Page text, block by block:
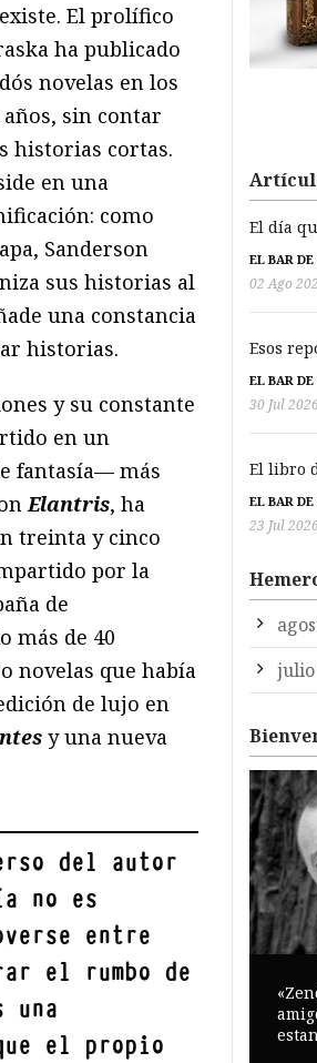
El prolífico
ha publicado
novelas en los
sin contar
historias cortas.
en una
como
Sanderson
sus historias al
una constancia
historias.
y su constante
en un
fantasía— más
Elantris, ha
treinta y cinco
por la
de
más de 40
novelas que había
de lujo en
y una nueva
del autor
no es
entre
el rumbo de
una
el propio
El día
EL BAR
02 Ago
Esos
EL BAR
30 Jul
El libro
EL BAR
23 Jul
julio